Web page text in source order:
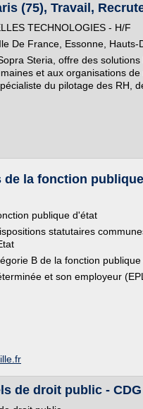
(75), Travail,
TECHNOLOGIES - H/F
De France, Essonne, Hauts-
Steria, offre des
et aux organisations
du pilotage des RH,
la fonction
publique d'état
statutaires
B de la fonction
et son employeur
de droit public - CDG